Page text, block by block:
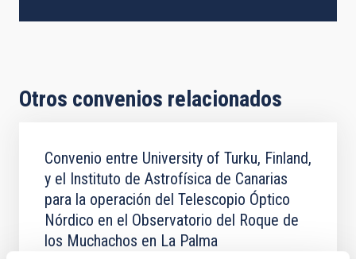
Otros convenios relacionados
Convenio entre University of Turku, Finland,
y el Instituto de Astrofísica de Canarias
para la operación del Telescopio Óptico
Nórdico en el Observatorio del Roque de
los Muchachos en La Palma